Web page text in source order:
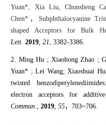
Yuan*, Xia Liu, Chunsheng
Chen*，Subphthalocyanine
shaped Acceptors for Bulk
Lett. 2019,21, 3382-3386.
2. Ming Hu ; Xiaohong Zhao ;
Yuan* ; Lei Wang; Xiaoshuai
twisted
electron acceptors for
Commun. ,2019,55，703~706.